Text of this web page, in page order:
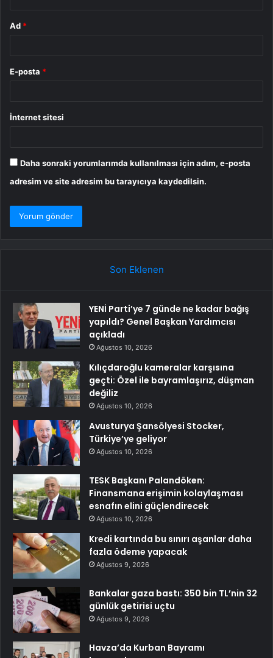
Ad *
E-posta *
İnternet sitesi
Daha sonraki yorumlarımda kullanılması için adım, e-posta
adresim ve site adresim bu tarayıcıya kaydedilsin.
Son Eklenen
YENİ Parti’ye 7 günde ne kadar bağış
yapıldı? Genel Başkan Yardımcısı
açıkladı
Ağustos 10, 2026
Kılıçdaroğlu kameralar karşısına
geçti: Özel ile bayramlaşırız, düşman
değiliz
Ağustos 10, 2026
Avusturya Şansölyesi Stocker,
Türkiye’ye geliyor
Ağustos 10, 2026
TESK Başkanı Palandöken:
Finansmana erişimin kolaylaşması
esnafın elini güçlendirecek
Ağustos 10, 2026
Kredi kartında bu sınırı aşanlar daha
fazla ödeme yapacak
Ağustos 9, 2026
Bankalar gaza bastı: 350 bin TL’nin 32
günlük getirisi uçtu
Ağustos 9, 2026
Havza’da Kurban Bayramı